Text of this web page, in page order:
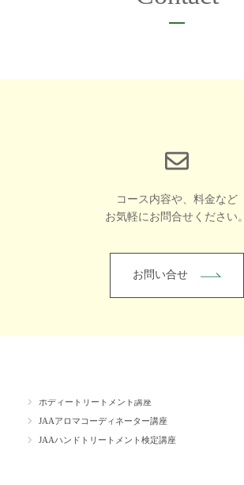
コース内容や、料金など
お気軽にお問合せください。
お問い合せ
ボディートリートメント講座
JAAアロマコーディネーター講座
JAAハンドトリートメント検定講座